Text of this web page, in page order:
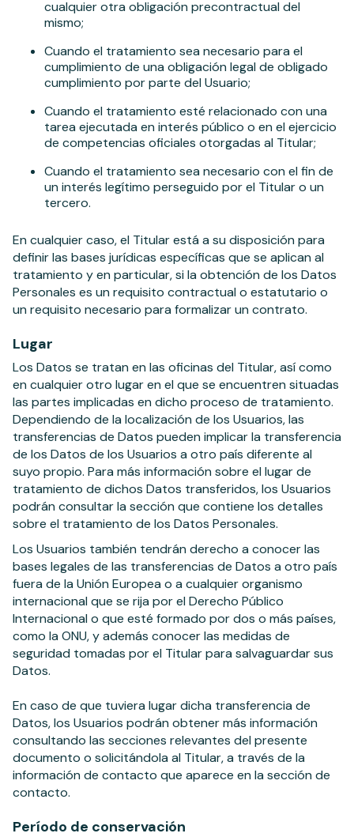
cualquier otra obligación precontractual del
mismo;
Cuando el tratamiento sea necesario para el
cumplimiento de una obligación legal de obligado
cumplimiento por parte del Usuario;
Cuando el tratamiento esté relacionado con una
tarea ejecutada en interés público o en el ejercicio
de competencias oficiales otorgadas al Titular;
Cuando el tratamiento sea necesario con el fin de
un interés legítimo perseguido por el Titular o un
tercero.
En cualquier caso, el Titular está a su disposición para
definir las bases jurídicas específicas que se aplican al
tratamiento y en particular, si la obtención de los Datos
Personales es un requisito contractual o estatutario o
un requisito necesario para formalizar un contrato.
Lugar
Los Datos se tratan en las oficinas del Titular, así como
en cualquier otro lugar en el que se encuentren situadas
las partes implicadas en dicho proceso de tratamiento.
Dependiendo de la localización de los Usuarios, las
transferencias de Datos pueden implicar la transferencia
de los Datos de los Usuarios a otro país diferente al
suyo propio. Para más información sobre el lugar de
tratamiento de dichos Datos transferidos, los Usuarios
podrán consultar la sección que contiene los detalles
sobre el tratamiento de los Datos Personales.
Los Usuarios también tendrán derecho a conocer las
bases legales de las transferencias de Datos a otro país
fuera de la Unión Europea o a cualquier organismo
internacional que se rija por el Derecho Público
Internacional o que esté formado por dos o más países,
como la ONU, y además conocer las medidas de
seguridad tomadas por el Titular para salvaguardar sus
Datos.
En caso de que tuviera lugar dicha transferencia de
Datos, los Usuarios podrán obtener más información
consultando las secciones relevantes del presente
documento o solicitándola al Titular, a través de la
información de contacto que aparece en la sección de
contacto.
Período de conservación